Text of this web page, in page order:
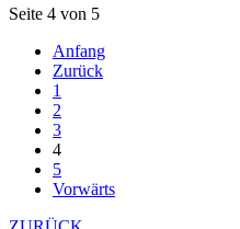
Seite 4 von 5
Anfang
Zurück
1
2
3
4
5
Vorwärts